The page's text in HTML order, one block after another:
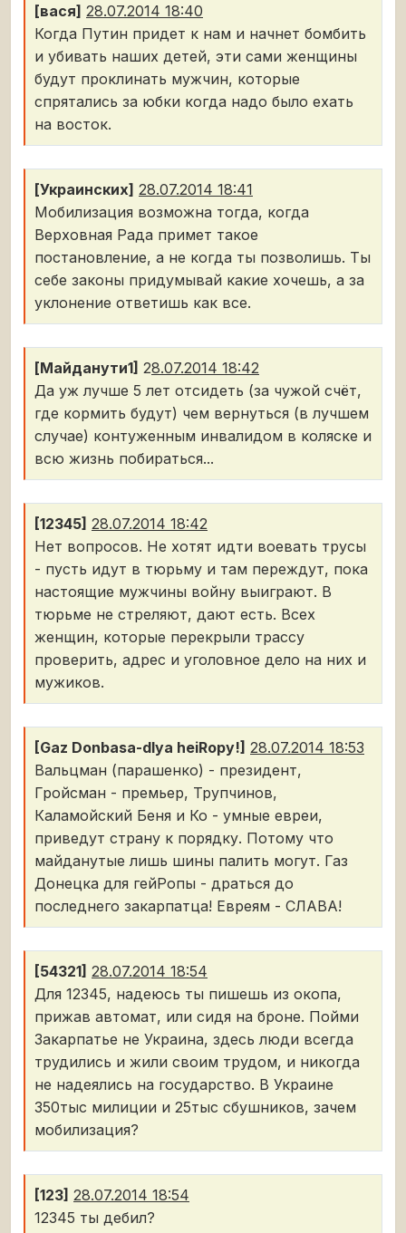
[вася] 28.07.2014 18:40
Когда Путин придет к нам и начнет бомбить
и убивать наших детей, эти сами женщины
будут проклинать мужчин, которые
спрятались за юбки когда надо было ехать
на восток.
[Украинских] 28.07.2014 18:41
Мобилизация возможна тогда, когда
Верховная Рада примет такое
постановление, а не когда ты позволишь. Ты
себе законы придумывай какие хочешь, а за
уклонение ответишь как все.
[Майданути1] 28.07.2014 18:42
Да уж лучше 5 лет отсидеть (за чужой счёт,
где кормить будут) чем вернуться (в лучшем
случае) контуженным инвалидом в коляске и
всю жизнь побираться...
[12345] 28.07.2014 18:42
Нет вопросов. Не хотят идти воевать трусы
- пусть идут в тюрьму и там переждут, пока
настоящие мужчины войну выиграют. В
тюрьме не стреляют, дают есть. Всех
женщин, которые перекрыли трассу
проверить, адрес и уголовное дело на них и
мужиков.
[Gaz Donbasa-dlya heiRopy!] 28.07.2014 18:53
Вальцман (парашенко) - президент,
Гройсман - премьер, Трупчинов,
Каламойский Беня и Ко - умные евреи,
приведут страну к порядку. Потому что
майданутые лишь шины палить могут. Газ
Донецка для гейРопы - драться до
последнего закарпатца! Евреям - СЛАВА!
[54321] 28.07.2014 18:54
Для 12345, надеюсь ты пишешь из окопа,
прижав автомат, или сидя на броне. Пойми
Закарпатье не Украина, здесь люди всегда
трудились и жили своим трудом, и никогда
не надеялись на государство. В Украине
350тыс милиции и 25тыс сбушников, зачем
мобилизация?
[123] 28.07.2014 18:54
12345 ты дебил?